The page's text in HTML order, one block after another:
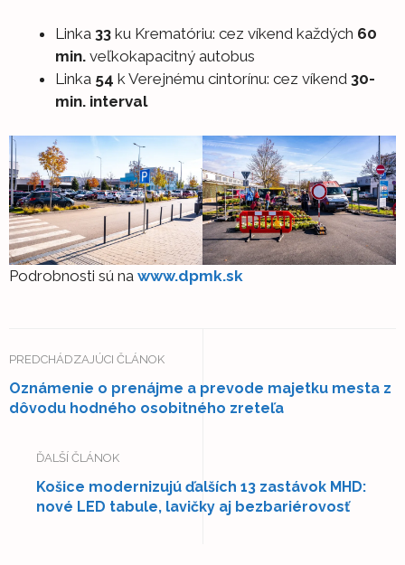
Linka 33 ku Krematóriu: cez víkend každých 60
min. veľkokapacitný autobus
Linka 54 k Verejnému cintorínu: cez víkend 30-
min. interval
Podrobnosti sú na www.dpmk.sk
PREDCHÁDZAJÚCI ČLÁNOK
Oznámenie o prenájme a prevode majetku mesta z
dôvodu hodného osobitného zreteľa
ĎALŠÍ ČLÁNOK
Košice modernizujú ďalších 13 zastávok MHD:
nové LED tabule, lavičky aj bezbariérovosť